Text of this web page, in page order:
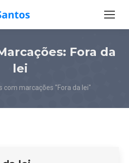
Fora da
lei
com marcações "Fora da lei"